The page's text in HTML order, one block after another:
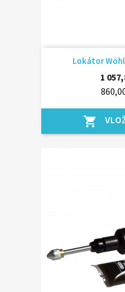
Lokátor
1
shopping_cart